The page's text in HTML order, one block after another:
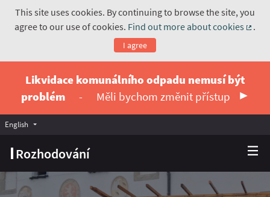
This site uses cookies. By continuing to browse the site, you
agree to our use of cookies. Find out more about cookies
.
I agree
Likvidace komunálního odpadu nemusí být
problém
- Měli bychom změnit přístup
Rozhodování
English Vyberte jazyk